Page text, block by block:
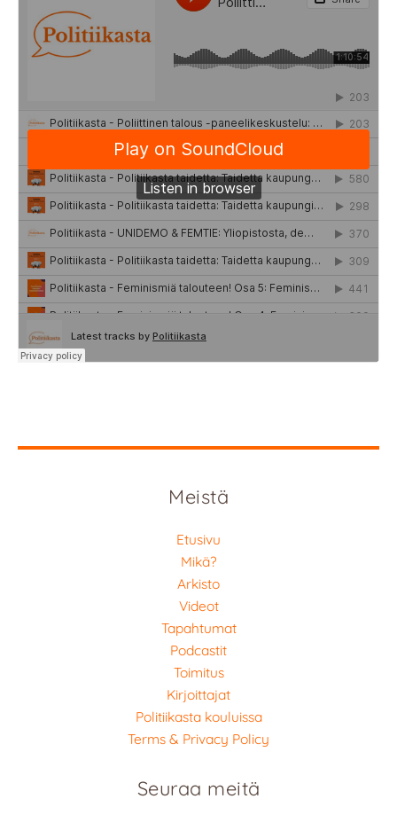
Meistä
Etusivu
Mikä?
Arkisto
Videot
Tapahtumat
Podcastit
Toimitus
Kirjoittajat
Politiikasta kouluissa
Terms & Privacy Policy
Seuraa meitä